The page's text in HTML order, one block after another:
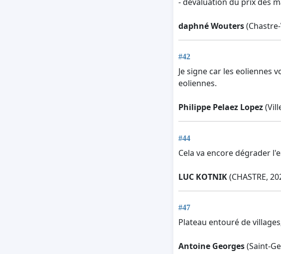
daphné Wouters
#42
Je signe car les eoliennes
eoliennes.
Philippe Pelaez Lopez
#44
Cela va encore dégrader
LUC KOTNIK(CHASTRE,
#47
Plateau entouré de
Antoine Georges(Saint-